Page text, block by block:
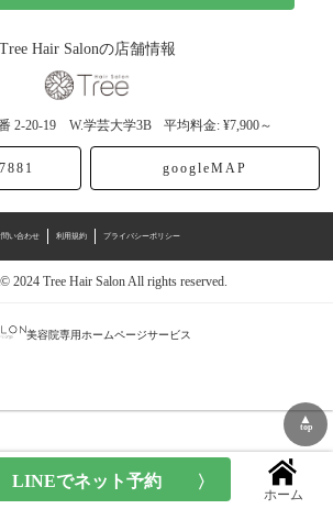
Tree Hair Salonの店舗情報
2-20-19 W.学芸大学3B 平均料金: ¥7,900～
googleMAP
問い合わせ 利用規約 プライバシーポリシー
2024 Tree Hair Salon All rights reserved.
美容院専用ホームページサービス
▲
top
ホーム